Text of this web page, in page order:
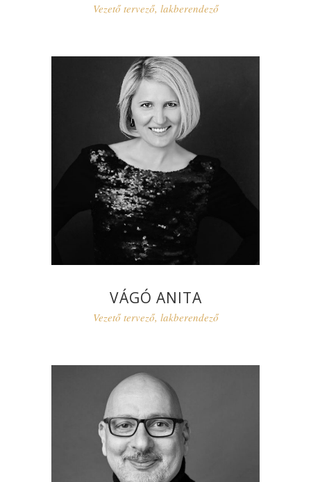
Vezető tervező, lakberendező
VÁGÓ ANITA
Vezető tervező, lakberendező